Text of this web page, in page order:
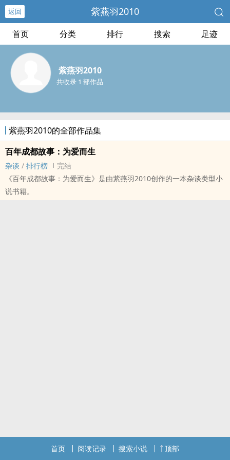
返回 紫燕羽2010
首页 分类 排行 搜索 足迹
紫燕羽2010
共收录 1 部作品
紫燕羽2010的全部作品集
百年成都故事：为爱而生
杂谈 / 排行榜
完结
《百年成都故事：为爱而生》是由紫燕羽2010创作的一本杂谈类型小
说书籍。
首页 阅读记录 搜索小说 顶部